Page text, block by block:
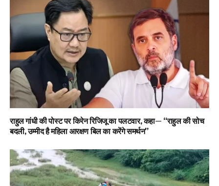
राहुल गांधी की पोस्ट पर किरेन रिजिजू का पलटवार, कहा— “राहुल की सोच
बदली, उम्मीद है महिला आरक्षण बिल का करेंगे समर्थन”